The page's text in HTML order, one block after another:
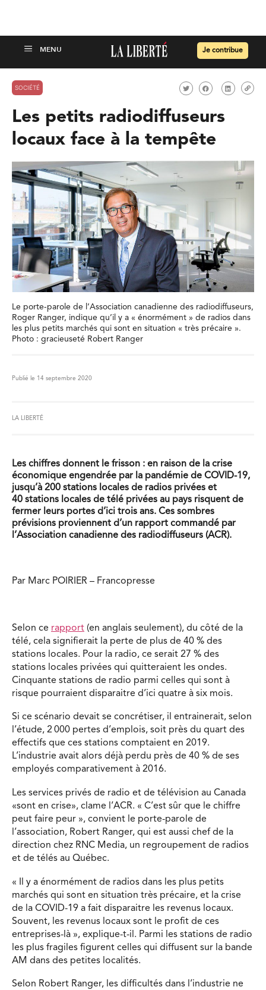
Je contribue
SOCIÉTÉ
Les petits radiodiffuseurs
locaux face à la tempête
Le porte-parole de l’Association canadienne des radiodiffuseurs,
Roger Ranger, indique qu’il y a « énormément » de radios dans
les plus petits marchés qui sont en situation « très précaire ».
Photo : gracieuseté Robert Ranger
Publié le 14 septembre 2020
LA LIBERTÉ
Les chiffres donnent le frisson : en raison de la crise
économique engendrée par la pandémie de COVID-19,
jusqu’à 200 stations locales de radios privées et
40 stations locales de télé privées au pays risquent de
fermer leurs portes d’ici trois ans. Ces sombres
prévisions proviennent d’un rapport commandé par
l’Association canadienne des radiodiffuseurs (ACR).
Par Marc POIRIER – Francopresse
Selon ce rapport (en anglais seulement), du côté de la
télé, cela signifierait la perte de plus de 40 % des
stations locales. Pour la radio, ce serait 27 % des
stations locales privées qui quitteraient les ondes.
Cinquante stations de radio parmi celles qui sont à
risque pourraient disparaitre d’ici quatre à six mois.
Si ce scénario devait se concrétiser, il entrainerait, selon
l’étude, 2 000 pertes d’emplois, soit près du quart des
effectifs que ces stations comptaient en 2019.
L’industrie avait alors déjà perdu près de 40 % de ses
employés comparativement à 2016.
Les services privés de radio et de télévision au Canada
«sont en crise», clame l’ACR. « C’est sûr que le chiffre
peut faire peur », convient le porte-parole de
l’association, Robert Ranger, qui est aussi chef de la
direction chez RNC Media, un regroupement de radios
et de télés au Québec.
« Il y a énormément de radios dans les plus petits
marchés qui sont en situation très précaire, et la crise
de la COVID-19 a fait disparaitre les revenus locaux.
Souvent, les revenus locaux sont le profit de ces
entreprises-là », explique-t-il. Parmi les stations de radio
les plus fragiles figurent celles qui diffusent sur la bande
AM dans des petites localités.
Selon Robert Ranger, les difficultés dans l’industrie ne